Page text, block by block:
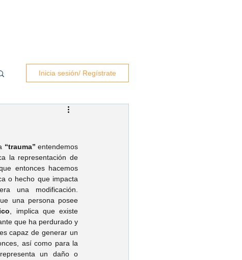
Inicia sesión/ Regístrate
“trauma” entendemos
la representación de
entonces hacemos
o hecho que impacta
una modificación.
una persona posee
, implica que existe
que ha perdurado y
capaz de generar un
así como para la
un daño o